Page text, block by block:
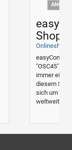
ANG
OSC45
Onlineshop
"OSC45"
immer einen
diesem
sich um eine,
weltweiten